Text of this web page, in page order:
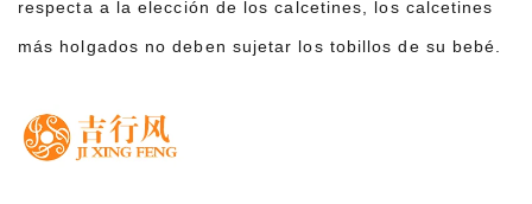
respecta a la elección de los calcetines, los calcetines
más holgados no deben sujetar los tobillos de su bebé.